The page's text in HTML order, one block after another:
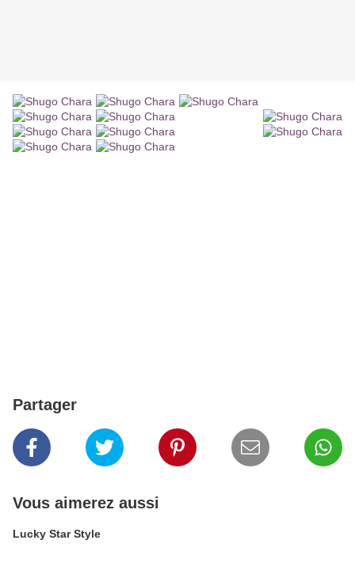
Partager
Vous aimerez aussi
Lucky Star Style